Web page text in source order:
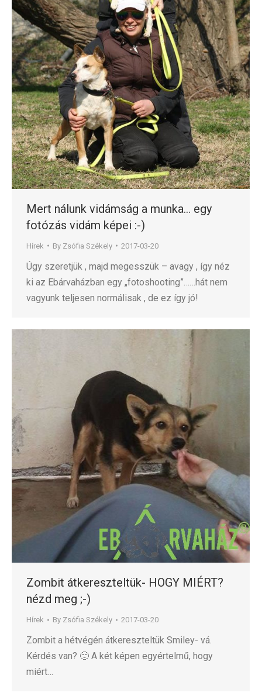
Mert nálunk vidámság a munka… egy
fotózás vidám képei :-)
Hírek By Zsófia Székely 2017-03-20
Úgy szeretjük , majd megesszük – avagy , így néz
ki az Ebárvaházban egy „fotoshooting”……hát nem
vagyunk teljesen normálisak , de ez így jó!
Zombit átkereszteltük- HOGY MIÉRT?
nézd meg ;-)
Hírek By Zsófia Székely 2017-03-20
Zombit a hétvégén átkereszteltük Smiley- vá.
Kérdés van? 🙂 A két képen egyértelmű, hogy
miért…